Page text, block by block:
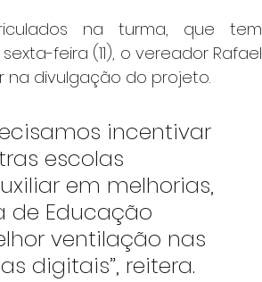
na turma, que tem
feira (11), o vereador Rafael
na divulgação do projeto.
incentivar
escolas
em melhorias,
de Educação
ventilação nas
digitais”, reitera.